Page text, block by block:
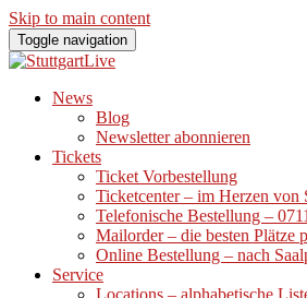
Skip to main content
Toggle navigation
News
Blog
Newsletter abonnieren
Tickets
Ticket Vorbestellung
Ticketcenter – im Herzen von
Telefonische Bestellung –
Mailorder – die besten Plätze
Online Bestellung – nach
Service
Locations – alphabetische